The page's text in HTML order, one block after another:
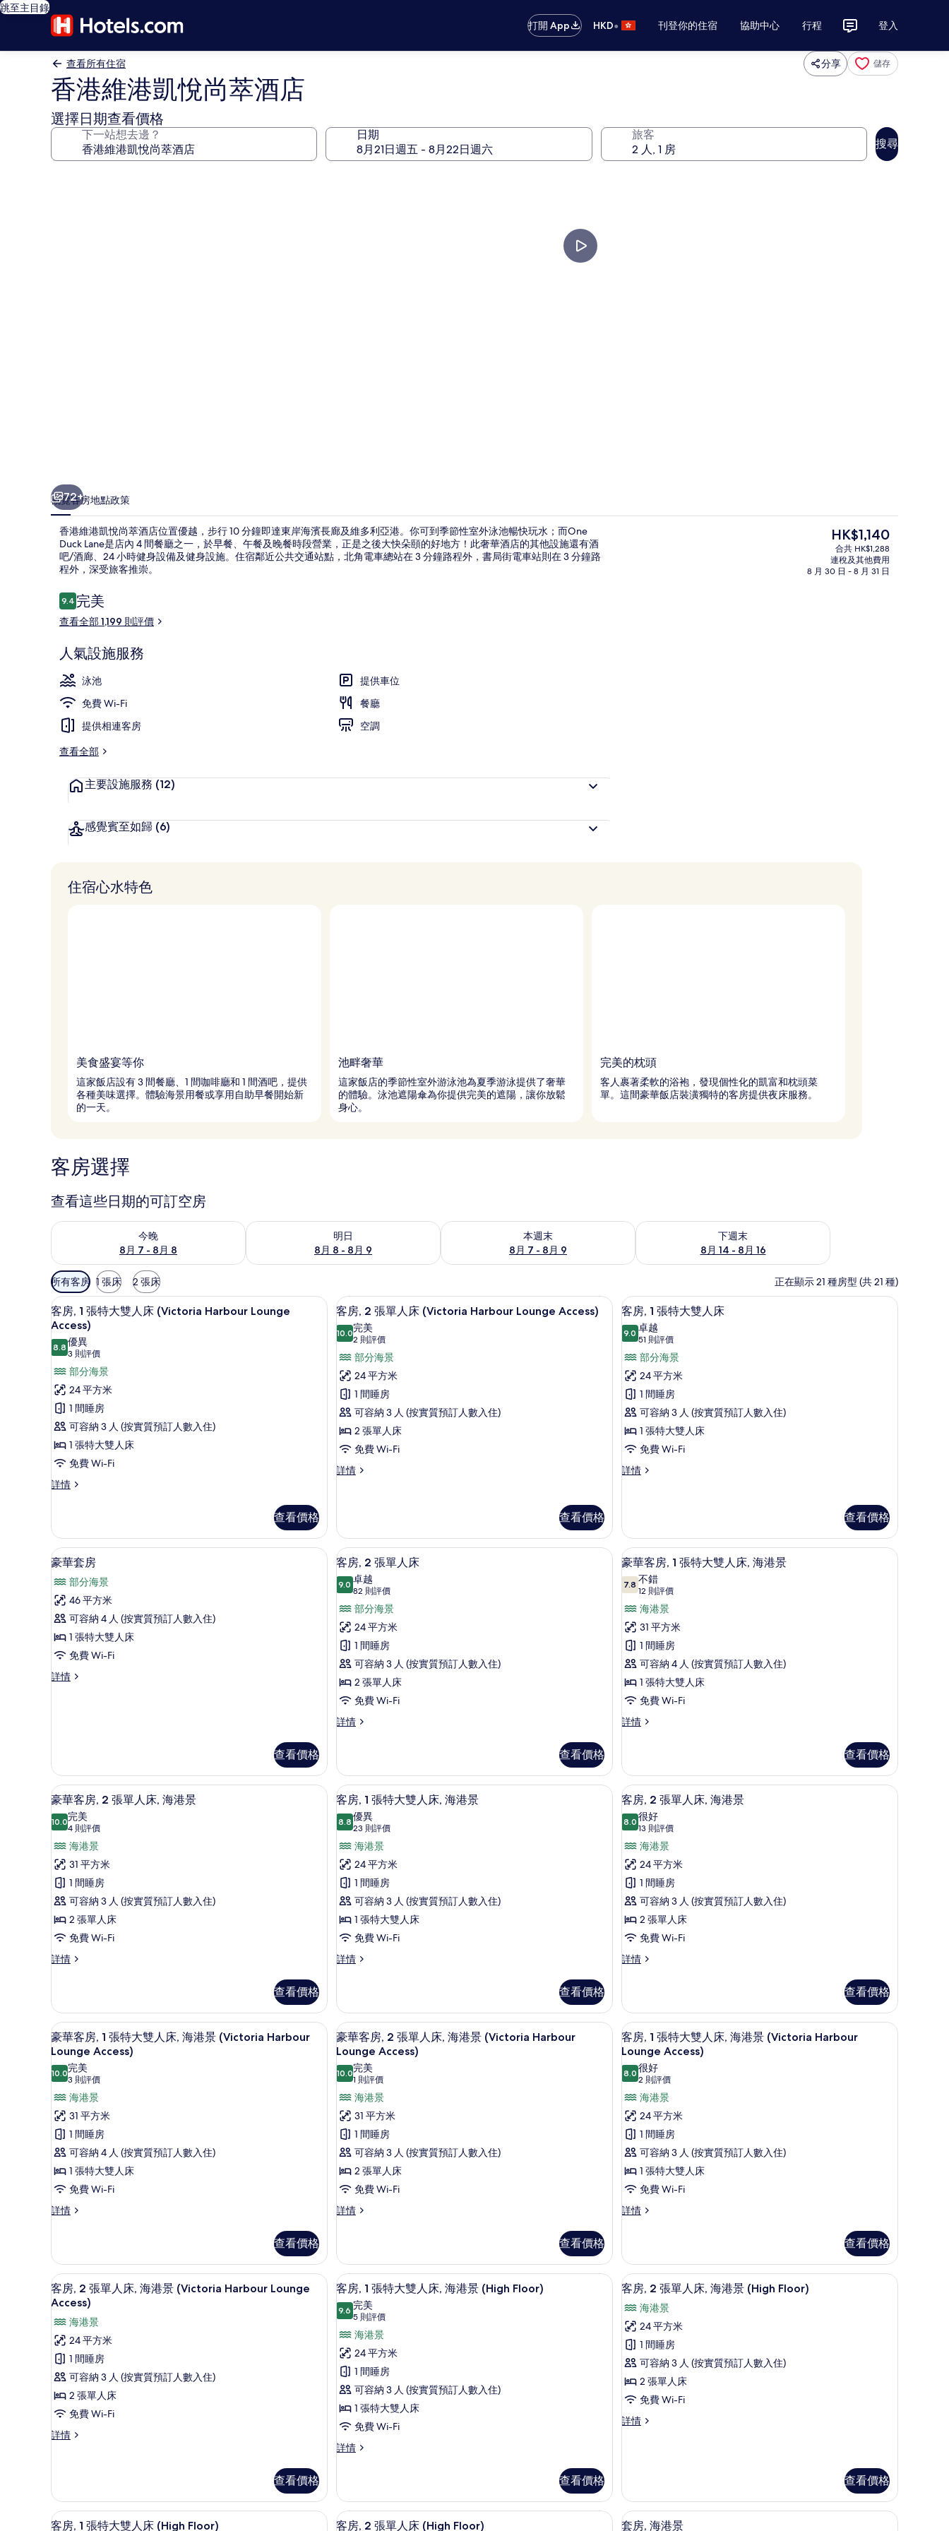
跳至主目錄
打開 App
HKD• 刊登你的住宿 協助中心 行程 登入
查看所有住宿 分享 儲存
香港維港凱悅尚萃酒店
選擇日期查看價格
下一站想去邊？ 日期 旅客
搜尋
4 間餐廳；供應早餐、午餐和晚餐
72+
概覽客房地點政策
香港維港凱悅尚萃酒店位置優越，步行 10 分鐘即達東岸海濱長廊及維多利亞港。你可到季節性室外泳池暢快玩水；而One
Duck Lane是店內 4 間餐廳之一，於早餐、午餐及晚餐時段營業，正是之後大快朵頤的好地方！此奢華酒店的其他設施還有酒
吧/酒廊、24 小時健身設備及健身設施。住宿鄰近公共交通站點，北角電車總站在 3 分鐘路程外，書局街電車站則在 3 分鐘路
程外，深受旅客推崇。
評
價
9.49.4 分，滿分 10 分，
完美
查看全部 1,199 則評價
人氣設施服務
泳池
提供車位
免費 Wi-Fi
餐廳
提供相連客房
空調
查看全部
主要設施服務 (12)
感覺賓至如歸 (6)
現
價
HK$1,140
HK$1,140
合共 HK$1,288
連稅及其他費用
8 月 30 日 - 8 月 31 日
住宿心水特色
美食盛宴等你
這家飯店設有 3 間餐廳、1 間咖啡廳和 1 間酒吧，提供
各種美味選擇。體驗海景用餐或享用自助早餐開始新
的一天。
池畔奢華
這家飯店的季節性室外游泳池為夏季游泳提供了奢華
的體驗。泳池遮陽傘為你提供完美的遮陽，讓你放鬆
身心。
完美的枕頭
客人裹著柔軟的浴袍，發現個性化的凱富和枕頭菜
單。這間豪華飯店裝潢獨特的客房提供夜床服務。
客房選擇
查看這些日期的可訂空房
今晚
8月 7 - 8月 8
查看今晚 8月 7 - 8月 8的可訂空房
明日
8月 8 - 8月 9
查看明日 8月 8 - 8月 9的可訂空房
本週末
8月 7 - 8月 9
查看本週末 8月 7 - 8月 9的可訂空房
下週末
8月 14 - 8月 16
查看下週末 8月 14 - 8月 16的可訂空房
可
用
嘅
客
房
篩
選
條
件
所有客房 1 張床 2 張床 正在顯示 21 種房型 (共 21 種)
載
入
所
有
客
房,
張
特
大
雙
(Victoria
Harbour
Lounge
Access)
的
相
片
7
客房, 1 張特大雙人床 (Victoria Harbour Lounge
Access)
8.88.8 分，滿分 10 分
優異
3 則評價
(3
則
評
價)
部分海景
24 平方米
1 間睡房
可容納 3 人 (按實質預訂人數入住)
1 張特大雙人床
免費 Wi-Fi
詳情
客
特
大
雙
床
(Victoria
Harbour
Lounge
Access)
詳
情
查看價格
載
入
所
有
客
房,
2
張
單
人
Lounge
Access)
的
相
片
7
客房, 2 張單人床 (Victoria Harbour Lounge Access)
10.010.0 分，滿分 10 分
完美
2 則評價
(2
則
評
價)
部分海景
24 平方米
1 間睡房
可容納 3 人 (按實質預訂人數入住)
2 張單人床
免費 Wi-Fi
詳情
客
人
床
(Victoria
Harbour
Lounge
Access)
詳
情
查看價格
載
入
所
有
客
房,
1
張
特
大
的
相
片
房內夾萬、書桌、手提電腦工作空間、隔音
6
客房, 1 張特大雙人床
9.09.0 分，滿分 10 分
卓越
51 則評價
(51
則
評
價)
部分海景
24 平方米
1 間睡房
可容納 3 人 (按實質預訂人數入住)
1 張特大雙人床
免費 Wi-Fi
詳情
客
大
雙
人
床
詳
情
查看價格
載
所
有
豪
華
房
豪華套房 | 房內夾萬、書桌、手提電腦工作空間、隔音
8
豪華套房
部分海景
46 平方米
可容納 4 人 (按實質預訂人數入住)
1 張特大雙人床
免費 Wi-Fi
詳情
豪
查看價格
載
入
所
有
客
房,
2
張
單
人
相
片
房內夾萬、書桌、手提電腦工作空間、隔音
6
客房, 2 張單人床
9.09.0 分，滿分 10 分
卓越
82 則評價
(82
則
評
價)
部分海景
24 平方米
1 間睡房
可容納 3 人 (按實質預訂人數入住)
2 張單人床
免費 Wi-Fi
詳情
客
單
人
床
情
查看價格
載
入
所
有
豪
華
客
房,
1
張
雙
人
床,
海
港
景
的
相
片
房內夾萬、書桌、手提電腦工作空間、隔音
7
豪華客房, 1 張特大雙人床, 海港景
7.87.8 分，滿分 10 分
不錯
12 則評價
(12
則
評
價)
海港景
31 平方米
1 間睡房
可容納 4 人 (按實質預訂人數入住)
1 張特大雙人床
免費 Wi-Fi
詳情
豪
1
張
特
雙
床,
海
港
景
詳
查看價格
載
入
所
有
豪
華
客
房,
2
張
床,
海
港
景
的
相
片
房內夾萬、書桌、手提電腦工作空間、隔音
7
豪華客房, 2 張單人床, 海港景
10.010.0 分，滿分 10 分
完美
4 則評價
(4
則
評
價)
海港景
31 平方米
1 間睡房
可容納 3 人 (按實質預訂人數入住)
2 張單人床
免費 Wi-Fi
詳情
豪
2
張
單
人
海
港
景
詳
情
查看價格
載
入
所
有
客
房,
1
張
特
大
床,
海
港
景
的
相
片
房內夾萬、書桌、手提電腦工作空間、隔音
6
客房, 1 張特大雙人床, 海港景
8.88.8 分，滿分 10 分
優異
23 則評價
(23
則
評
價)
海港景
24 平方米
1 間睡房
可容納 3 人 (按實質預訂人數入住)
1 張特大雙人床
免費 Wi-Fi
詳情
客
特
大
雙
人
海
港
景
詳
情
查看價格
載
入
所
有
客
房,
2
張
單
人
港
景
的
相
片
房內夾萬、書桌、手提電腦工作空間、隔音
6
客房, 2 張單人床, 海港景
8.08.0 分，滿分 10 分
很好
13 則評價
(13
則
評
價)
海港景
24 平方米
1 間睡房
可容納 3 人 (按實質預訂人數入住)
2 張單人床
免費 Wi-Fi
詳情
客
單
人
床,
海
景
詳
情
查看價格
載
入
所
有
豪
華
客
房,
1
張
特
人
床,
海
港
景
(Victoria
Harbour
Lounge
Access)
的
相
房內夾萬、書桌、手提電腦工作空間、隔音
8
豪華客房, 1 張特大雙人床, 海港景 (Victoria Harbour
Lounge Access)
10.010.0 分，滿分 10 分
完美
3 則評價
(3
則
評
價)
海港景
31 平方米
1 間睡房
可容納 4 人 (按實質預訂人數入住)
1 張特大雙人床
免費 Wi-Fi
詳情
豪
1
張
特
大
人
床,
海
港
景
Harbour
Lounge
詳
查看價格
載
入
所
有
豪
華
客
房,
2
張
單
海
港
景
(Victoria
Harbour
Lounge
Access)
的
相
片
房內夾萬、書桌、手提電腦工作空間、隔音
8
豪華客房, 2 張單人床, 海港景 (Victoria Harbour
Lounge Access)
10.010.0 分，滿分 10 分
完美
1 則評價
(1
則
評
價)
海港景
31 平方米
1 間睡房
可容納 3 人 (按實質預訂人數入住)
2 張單人床
免費 Wi-Fi
詳情
豪
2
張
單
床,
港
景
(Victoria
Harbour
Lounge
詳
情
查看價格
載
入
所
有
客
房,
張
特
大
雙
海
港
景
(Victoria
Harbour
Lounge
Access)
的
相
片
7
客房, 1 張特大雙人床, 海港景 (Victoria Harbour
Lounge Access)
8.08.0 分，滿分 10 分
很好
2 則評價
(2
則
評
價)
海港景
24 平方米
1 間睡房
可容納 3 人 (按實質預訂人數入住)
1 張特大雙人床
免費 Wi-Fi
詳情
客
特
大
雙
床,
海
港
景
(Victoria
Harbour
Lounge
Access)
詳
情
查看價格
載
入
所
有
客
房,
2
張
單
人
港
景
7
客房, 2 張單人床, 海港景 (Victoria Harbour Lounge
Access)
海港景
24 平方米
1 間睡房
可容納 3 人 (按實質預訂人數入住)
2 張單人床
免費 Wi-Fi
詳情
客
人
床,
海
查看價格
載
入
所
有
客
房,
1
張
特
大
床,
海
客房, 1 張特大雙人床, 海港景 (High Floor) | 房內夾萬、書桌、手提電腦工作空間、隔音
6
客房, 1 張特大雙人床, 海港景 (High Floor)
9.69.6 分，滿分 10 分
完美
5 則評價
(5
則
評
價)
海港景
24 平方米
1 間睡房
可容納 3 人 (按實質預訂人數入住)
1 張特大雙人床
免費 Wi-Fi
詳情
客
特
大
雙
查看價格
載
所
有
客
房,
2
張
單
港
景
房內夾萬、書桌、手提電腦工作空間、隔音
6
客房, 2 張單人床, 海港景 (High Floor)
海港景
24 平方米
1 間睡房
可容納 3 人 (按實質預訂人數入住)
2 張單人床
免費 Wi-Fi
詳情
客
床,
海
港
查看價格
載
房內夾萬、書桌、手提電腦工作空間、隔音
6
客房, 1 張特大雙人床 (High Floor)
載
房內夾萬、書桌、手提電腦工作空間、隔音
6
客房, 2 張單人床 (High Floor)
載
套房, 海港景 | 房內夾萬、書桌、手提電腦工
6
套房, 海港景